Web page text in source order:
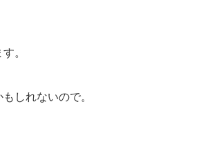
。
しれないので。